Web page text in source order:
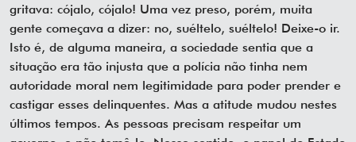
gritava: cójalo, cójalo! Uma vez preso, porém, muita
gente começava a dizer: no, suéltelo, suéltelo! Deixe-o ir.
Isto é, de alguma maneira, a sociedade sentia que a
situação era tão injusta que a polícia não tinha nem
autoridade moral nem legitimidade para poder prender e
castigar esses delinquentes. Mas a atitude mudou nestes
últimos tempos. As pessoas precisam respeitar um